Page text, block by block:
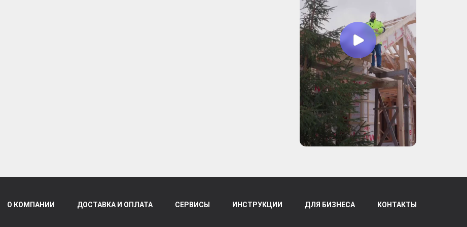
О КОМПАНИИ ДОСТАВКА И ОПЛАТА СЕРВИСЫ ИНСТРУКЦИИ ДЛЯ БИЗНЕСА КОНТАКТЫ